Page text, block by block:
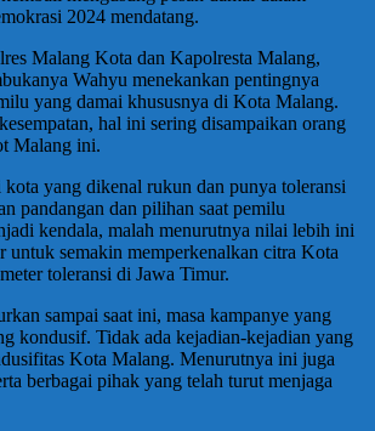
2024 mendatang.
Malang Kota dan Kapolresta Malang,
Wahyu menekankan pentingnya
yang damai khususnya di Kota Malang.
hal ini sering disampaikan orang
Malang ini.
yang dikenal rukun dan punya toleransi
pandangan dan pilihan saat pemilu
kendala, malah menurutnya nilai lebih ini
untuk semakin memperkenalkan citra Kota
toleransi di Jawa Timur.
sampai saat ini, masa kampanye yang
kondusif. Tidak ada kejadian-kejadian yang
Kota Malang. Menurutnya ini juga
berbagai pihak yang telah turut menjaga